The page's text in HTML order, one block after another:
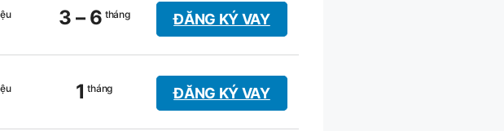
3 – 6 tháng ĐĂNG KÝ VAY
1 tháng ĐĂNG KÝ VAY